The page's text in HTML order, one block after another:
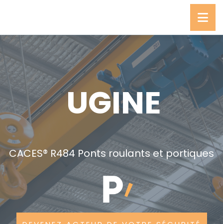
UGINE
CACES® R484 Ponts roulants et portiques